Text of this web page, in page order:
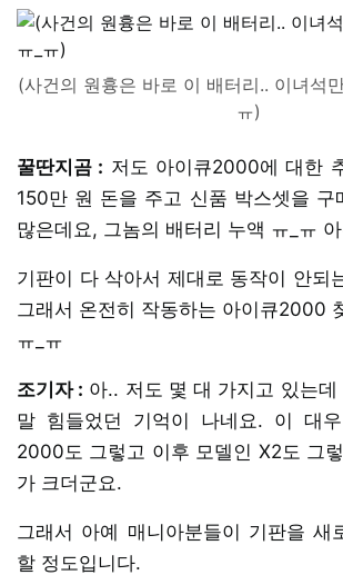
(사건의 원흉은 바로 이 배터리.. 이녀석
ㅠ)
꿀딴지곰 : 저도 아이큐2000에 대한
150만 원 돈을 주고 신품 박스셋을 구
많은데요, 그놈의 배터리 누액 ㅠ_ㅠ
기판이 다 삭아서 제대로 동작이 안되
그래서 온전히 작동하는 아이큐2000
ㅠ_ㅠ
조기자 : 아.. 저도 몇 대 가지고 있는데
말 힘들었던 기억이 나네요. 이 대
2000도 그렇고 이후 모델인 X2도 그
가 크더군요.
그래서 아예 매니아분들이 기판을 새
할 정도입니다.